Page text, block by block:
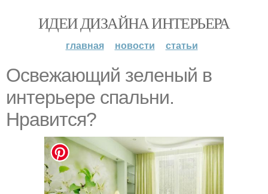
ИДЕИ ДИЗАЙНА ИНТЕРЬЕРА
главная новости статьи
Освежающий зеленый в
интерьере спальни.
Нравится?